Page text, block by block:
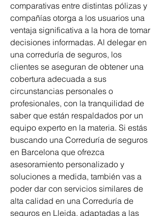
comparativas entre distintas pólizas y
compañías otorga a los usuarios una
ventaja significativa a la hora de tomar
decisiones informadas. Al delegar en
una correduría de seguros, los
clientes se aseguran de obtener una
cobertura adecuada a sus
circunstancias personales o
profesionales, con la tranquilidad de
saber que están respaldados por un
equipo experto en la materia. Si estás
buscando una Correduría de seguros
en Barcelona que ofrezca
asesoramiento personalizado y
soluciones a medida, también vas a
poder dar con servicios similares de
alta calidad en una Correduría de
seguros en Lleida, adaptadas a las